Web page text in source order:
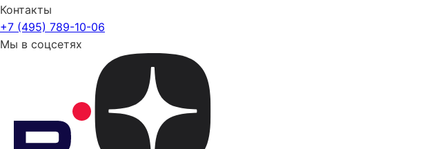
Контакты
+7 (495) 789-10-06
Мы в соцсетях